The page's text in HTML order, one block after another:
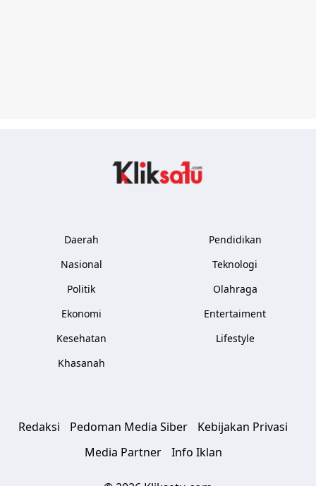
Daerah
Nasional
Politik
Ekonomi
Kesehatan
Khasanah
Pendidikan
Teknologi
Olahraga
Entertaiment
Lifestyle
Redaksi Pedoman Media Siber
Kebijakan Privasi
Media Partner
Info Iklan